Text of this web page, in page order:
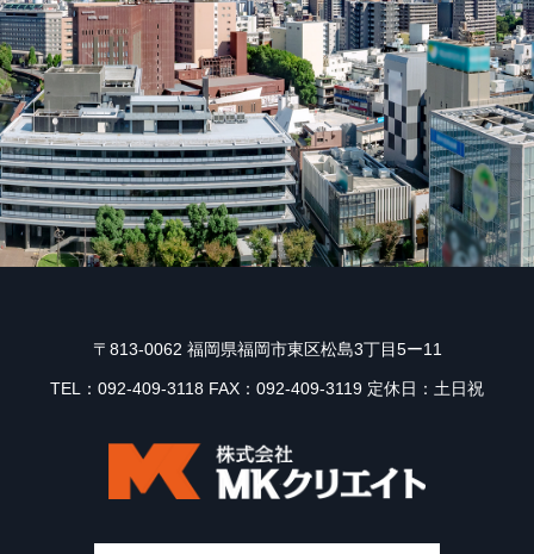
〒813-0062 福岡県福岡市東区松島3丁目5ー11
TEL：092-409-3118 FAX：092-409-3119 定休日：土日祝